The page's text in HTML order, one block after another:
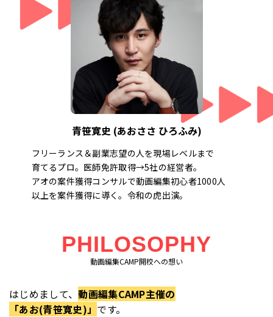
青笹寛史 (あおささ ひろふみ)
フリーランス＆副業志望の人を現場レベルまで
育てるプロ。医師免許取得→5社の経営者。
アオの案件獲得コンサルで動画編集初心者1000人
以上を案件獲得に導く。令和の虎出演。
PHILOSOPHY
動画編集CAMP開校への想い
はじめまして、動画編集CAMP主催の
「あお(青笹寛史)」 です。